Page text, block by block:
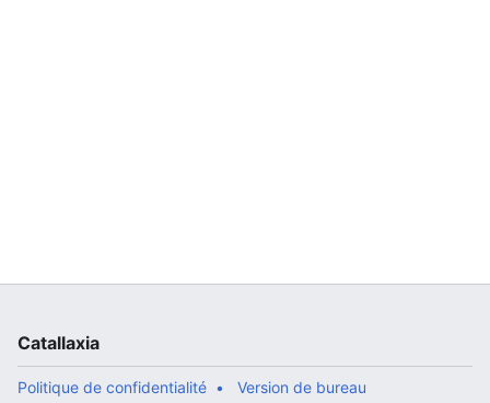
Catallaxia
Politique de confidentialité Version de bureau